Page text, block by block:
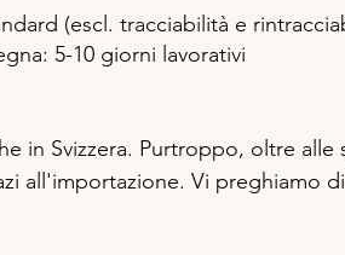
(escl. tracciabilità e
5-10 giorni lavorativi
in Svizzera. Purtroppo, oltre
all'importazione. Vi preghiamo